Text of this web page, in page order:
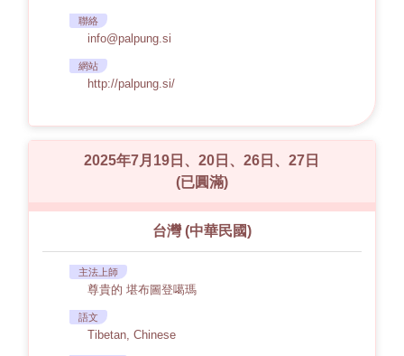
聯絡
info@palpung.si
網站
http://palpung.si/
2025年7月19日、20日、26日、27日
(已圓滿)
台灣 (中華民國)
主法上師
尊貴的 堪布圖登噶瑪
語文
Tibetan, Chinese